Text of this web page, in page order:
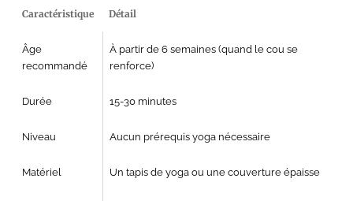
Caractéristique Détail
Âge
recommandé
À partir de 6 semaines (quand le cou se
renforce)
Durée 15-30 minutes
Niveau Aucun prérequis yoga nécessaire
Matériel Un tapis de yoga ou une couverture épaisse